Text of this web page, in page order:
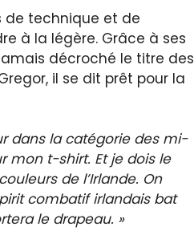
de technique et de
à la légère. Grâce à ses
décroché le titre des
il se dit prêt pour la
dans la catégorie des mi-
mon t-shirt. Et je dois le
de l’Irlande. On
combatif irlandais bat
le drapeau. »